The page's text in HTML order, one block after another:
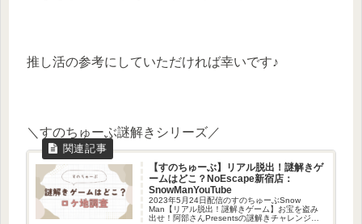
推し活の参考にしていただければ幸いです♪
＼すのちゅーぶ謎解きシリーズ／
【すのちゅーぶ】リアル脱出！謎解きゲ
ームはどこ？NoEscape新宿店：
SnowManYouTube
2023年5月24日配信のすのちゅーぶSnow
Man【リアル脱出！謎解きゲーム】お宝を盗み
出せ！阿部さんPresentsの謎解きチャレンジを